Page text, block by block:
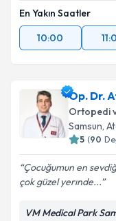
En Yakın Saatler
10:00
Op. Dr.
Ortopedi
Samsun,
5 (90
Çocuğumun en
çok güzel yerınde...
VM Medical Park